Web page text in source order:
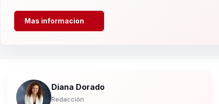
Mas informacion
Diana Dorado
Redacción